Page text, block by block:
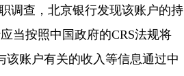
查，北京银行发现该账户的持
当按照中国政府的CRS法规将
该账户有关的收入等信息通过中